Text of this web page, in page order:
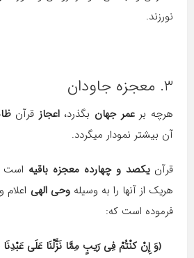
نورزند.
3. معجزه جاودان
هرچه برعمر جهان بگذرد،اعجاز قرآن
آن بیشتر نمودار می‎گردد.
قرآنیکصد و چهارده معجزه باقیه است
هریک از آنها را به وسیلهوحی الهی اعلام
فرموده است که:
﴿وَ إِنْ کنْتُمْ فِی رَیبٍ مِمَّا نَزَّلْنَا عَلَى